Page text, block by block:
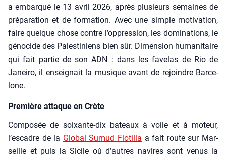
a embar­qué le 13 avril 2026, après plu­sieurs semaines de
pré­pa­ra­tion et de for­ma­tion. Avec une simple moti­va­tion,
faire quelque chose contre l’oppression, les domi­na­tions, le
géno­cide des Pales­ti­niens bien sûr. Dimen­sion huma­ni­taire
qui fait par­tie de son ADN : dans les fave­las de Rio de
Janei­ro, il ensei­gnait la musique avant de rejoindre Bar­ce­
lone.
Première attaque en Crète
Com­po­sée de soixante-dix bateaux à voile et à moteur,
l’escadre de la Glo­bal Sumud Flo­tilla a fait route sur Mar­
seille et puis la Sicile où d’autres navires sont venus la